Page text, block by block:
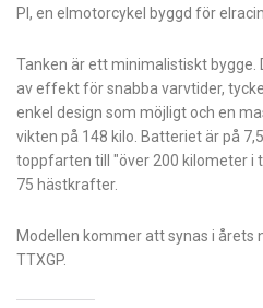
PI, en elmotorcykel byggd för
Tanken är ett minimalistiskt bygge.
av effekt för snabba varvtider,
enkel design som möjligt och en
vikten på 148 kilo. Batteriet är på
toppfarten till "över 200 kilometer i
75 hästkrafter.
Modellen kommer att synas i årets
TTXGP.